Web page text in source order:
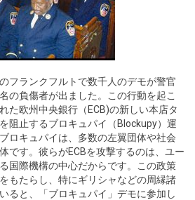
フランクフルトで数千人のデモが警官
の負傷者が出ました。この行動を起こ
た欧州中央銀行（ECB)の新しい本店タ
阻止するブロキュパイ（Blockupy）運
ロキュパイは、多数の左翼団体や社会
です。彼らがECBを攻撃するのは、ユー
国際機構の中心だからです。この政策
もたらし、特にギリシャなどの周縁諸
ると、「ブロキュパイ」デモに参加し